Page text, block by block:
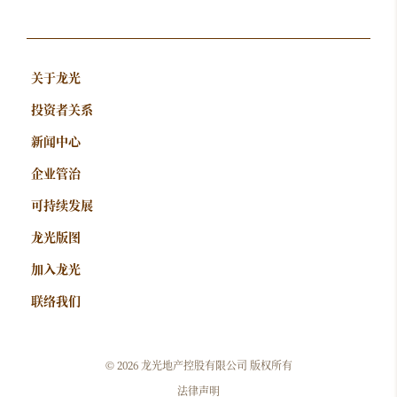
关于龙光
投资者关系
新闻中心
企业管治
可持续发展
龙光版图
加入龙光
联络我们
©2026 龙光地产控股有限公司 版权所有
法律声明